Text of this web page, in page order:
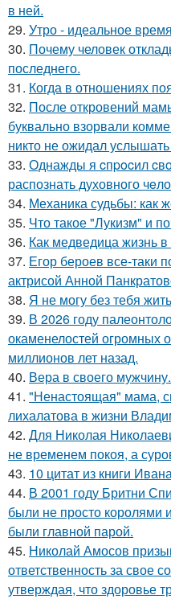
в ней.
29. Утро - идеальное
30. Почему человек
последнего.
31. Когда в отношениях
32. После откровений
буквально взорвали
никто не ожидал
33. Однажды я cпpocил
распознать духовного
34. Механика судьбы: как
35. Что такое "Лукизм" и
36. Как медведица жизнь в
37. Егор бероев все-таки
актрисой Анной
38. Я не могу без тебя
39. В 2026 году
окаменелостей огромных
миллионов лет назад.
40. Вера в своего мужчину.
41. "Ненастоящая" мама,
лихалатова в жизни
42. Для Николая
не временем покоя, а
43. 10 цитат из книги
44. В 2001 году Бритни
были не просто королями
были главной парой.
45. Николай Амосов
ответственность за свое
утверждая, что здоровье